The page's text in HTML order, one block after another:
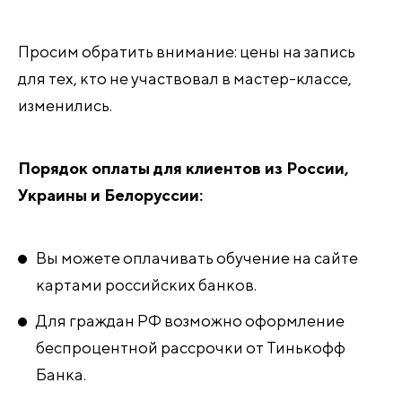
Просим обратить внимание: цены на запись
для тех, кто не участвовал в мастер-классе,
изменились.
Порядок оплаты для клиентов из России,
Украины и Белоруссии:
Вы можете оплачивать обучение на сайте
картами российских банков.
Для граждан РФ возможно оформление
беспроцентной рассрочки от Тинькофф
Банка.